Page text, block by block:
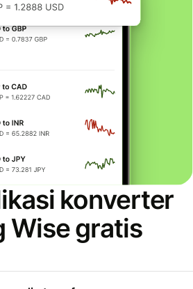
konverter
Wise gratis